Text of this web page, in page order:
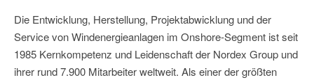
Die Entwicklung, Herstellung, Projektabwicklung und der
Service von Windenergieanlagen im Onshore-Segment ist seit
1985 Kernkompetenz und Leidenschaft der Nordex Group und
ihrer rund 7.900 Mitarbeiter weltweit. Als einer der größten